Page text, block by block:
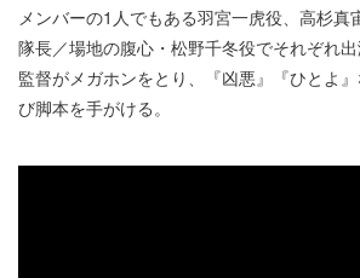
メンバーの1人でもある羽宮一虎役、高杉真
隊長／場地の腹心・松野千冬役でそれぞれ
監督がメガホンをとり、『凶悪』『ひとよ
び脚本を手がける。